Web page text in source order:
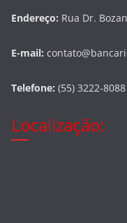
Endereço: Rua Dr.
E-mail:
Telefone: (55) 3222-8088
Localização: